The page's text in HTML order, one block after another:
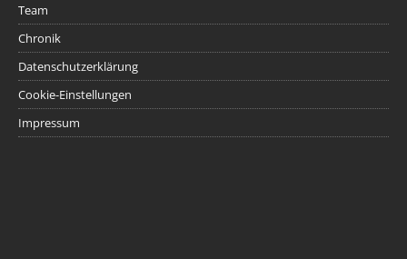
Team
Chronik
Datenschutzerklärung
Cookie-Einstellungen
Impressum